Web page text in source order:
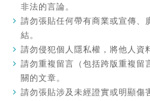
非法的言論。
請勿張貼任何帶有商業或宣傳、
結。
請勿侵犯個人隱私權，將他人資
請勿重複留言（包括跨版重複留
關的文章。
請勿張貼涉及未經證實或明顯傷